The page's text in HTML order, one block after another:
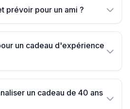
prévoir pour un ami ?
un cadeau d'expérience
un cadeau de 40 ans